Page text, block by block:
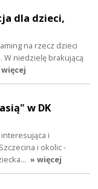
dla dzieci,
na rzecz dzieci
W niedzielę brakującą
w DK
i
i okolic -
» więcej